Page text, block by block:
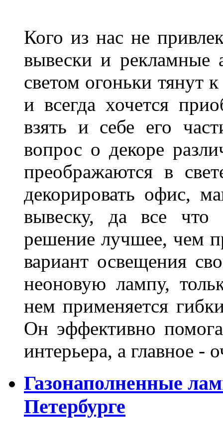
Кого из нас не
вывески и рекламные
светом огоньки тянут
и всегда хочется
взять и себе его
вопрос о декоре
преображаются в
декорировать офис,
вывеску, да все
решение лучшее, чем
вариант освещения
неоновую лампу,
нем применяется
Он эффективно
интерьера, а главное
Газонаполненные
Петербурге